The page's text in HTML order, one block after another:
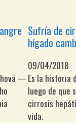
—
Sufría de
hígado
09/04/2018
Es la historia
luego de que
cirrosis
vida.